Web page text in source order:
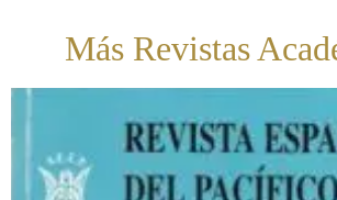
Más Revistas